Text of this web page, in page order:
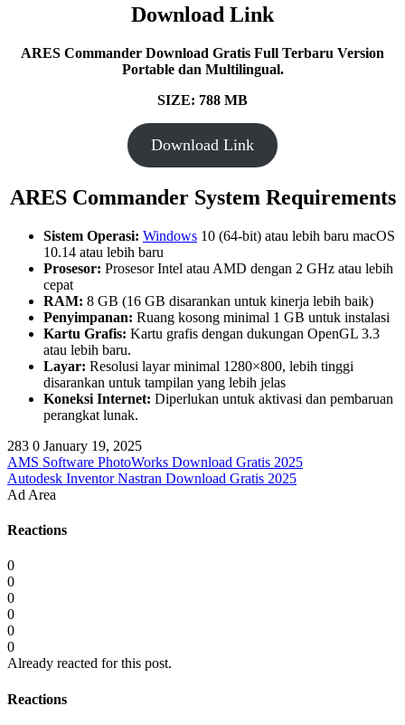
Download Link
ARES Commander Download Gratis Full Terbaru Version
Portable dan Multilingual.
SIZE: 788 MB
Download Link
ARES Commander System Requirements
Sistem Operasi: Windows 10 (64-bit) atau lebih baru macOS
10.14 atau lebih baru
Prosesor: Prosesor Intel atau AMD dengan 2 GHz atau lebih
cepat
RAM: 8 GB (16 GB disarankan untuk kinerja lebih baik)
Penyimpanan: Ruang kosong minimal 1 GB untuk instalasi
Kartu Grafis: Kartu grafis dengan dukungan OpenGL 3.3
atau lebih baru.
Layar: Resolusi layar minimal 1280×800, lebih tinggi
disarankan untuk tampilan yang lebih jelas
Koneksi Internet: Diperlukan untuk aktivasi dan pembaruan
perangkat lunak.
283 0 January 19, 2025
AMS Software PhotoWorks Download Gratis 2025
Autodesk Inventor Nastran Download Gratis 2025
Ad Area
Reactions
0
0
0
0
0
0
Already reacted for this post.
Reactions